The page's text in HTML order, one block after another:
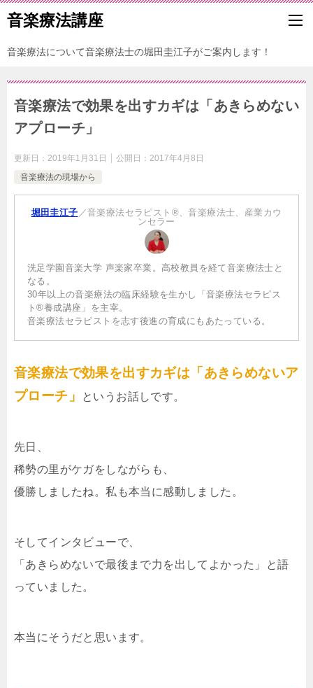
音楽療法講座
音楽療法について音楽療法士の堀田圭江子がご案内します！
音楽療法で効果を出すカギは「あきらめない
アプローチ」
更新日： 2019年1月31日 公開日： 2017年4月8日
音楽療法の現場から
堀田圭江子 ／音楽療法セラピスト®、音楽療法士、産業カウ
ンセラー
洗足学園音楽大学 声楽家卒業。高校教員を経て音楽療法士と
なる。
30年以上の音楽療法の臨床経験を生かし「音楽療法セラピス
ト®養成講座」を主宰。
音楽療法セラピストを志す後進の育成にもあたっている。
音楽療法で効果を出すカギは「あきらめないア
プローチ」
というお話しです。
先日、
稀勢の里がケガをしながらも、
優勝しましたね。私も本当に感動しました。
そしてインタビューで、
「あきらめないで最後まで力を出してよかった」と語
っていました。
本当にそうだと思います。